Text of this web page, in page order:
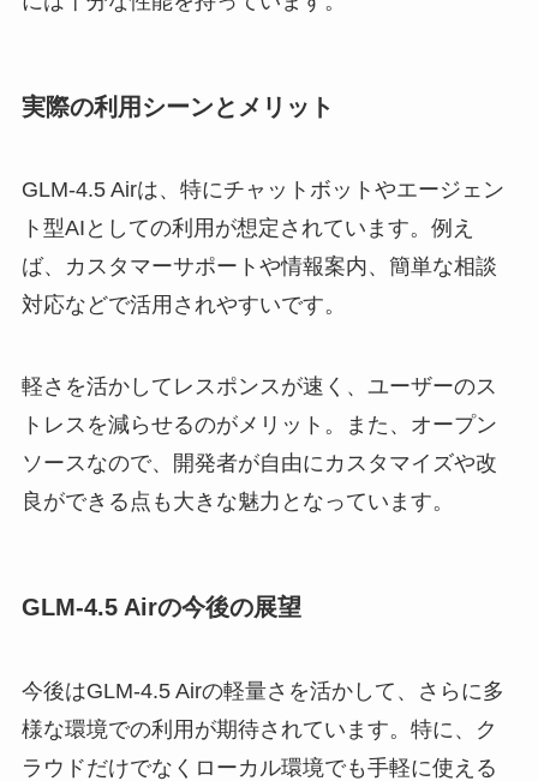
実際の利用シーンとメリット
GLM‑4.5 Airは、特にチャットボットやエージェン
ト型AIとしての利用が想定されています。例え
ば、カスタマーサポートや情報案内、簡単な相談
対応などで活用されやすいです。
軽さを活かしてレスポンスが速く、ユーザーのス
トレスを減らせるのがメリット。また、オープン
ソースなので、開発者が自由にカスタマイズや改
良ができる点も大きな魅力となっています。
GLM‑4.5 Airの今後の展望
今後はGLM‑4.5 Airの軽量さを活かして、さらに多
様な環境での利用が期待されています。特に、ク
ラウドだけでなくローカル環境でも手軽に使える